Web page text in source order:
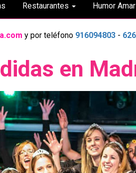
Restaurantes Humor
y por teléfono 916094803 -
en